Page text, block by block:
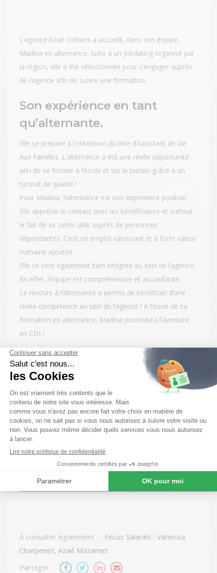
L’agence Azaé Orléans a accueilli, dans son équipe,
Madina en alternance. Suite à un Jobdating organisé par
la région, elle a été sélectionnée pour s’engager auprès
de l’agence afin de suivre une formation.
Son expérience en tant
qu’alternante.
Elle se prépare à l‘obtention du titre d’Assistant de Vie
Aux Familles. L’alternance a été une réelle opportunité
afin de se former à l’école et sur le terrain grâce à un
tutorat de qualité !
Pour Madina, l’alternance est une expérience positive.
Elle apprécie le contact avec les bénéficiaires et surtout
le fait de se sentir utile auprès de personnes
dépendantes. C’est un emploi valorisant et à forte valeur
humaine ajoutée.
Elle se sent également bien intégrée au sein de l’agence.
En effet, l’équipe est compréhensive et accueillante.
Le recours à l’alternance a permis de bénéficier d’une
réelle compétence au sein de l’agence ! A l’issue de sa
formation en alternance, Madina poursuivra l’aventure
en CDI !
Quelles sont les démarches ?
Vous aussi rejoignez un groupe dynamique et en pleine
croissance. Nous vous offrons l’opportunité de vous
former au sein de nos agences avec des professionnels
passionnés par leur métier.
À consulter également :
Focus Salariés : Vanessa
Charpenet, Azaé Mazamet
Partager :